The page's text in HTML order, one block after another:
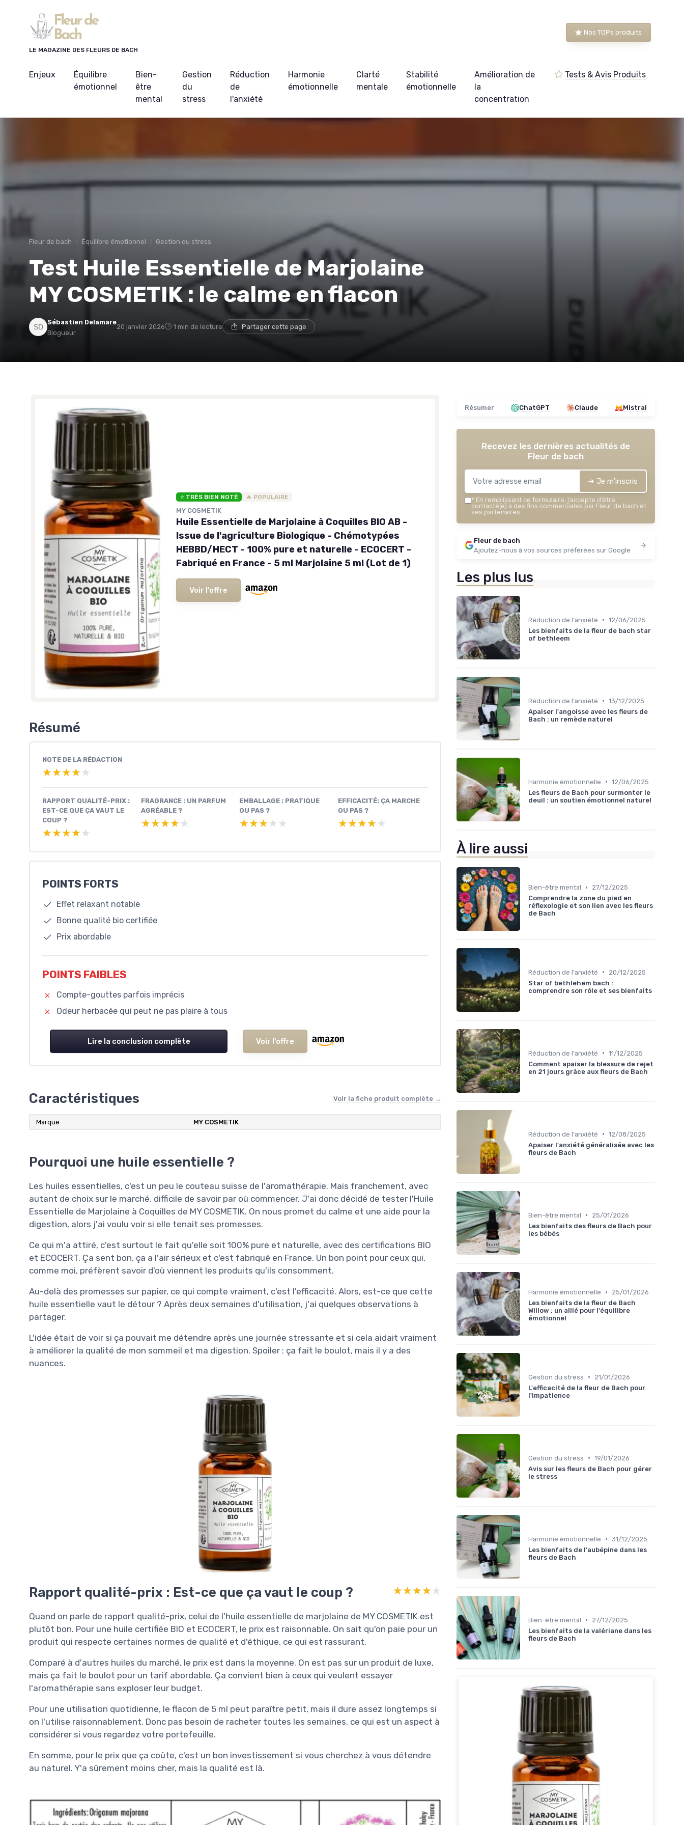
LE MAGAZINE DES FLEURS DE BACH
Nos TOPs produits
Enjeux
Équilibre
émotionnel
Bien-
être
mental
Gestion
du
stress
Réduction
de
l'anxiété
Harmonie
émotionnelle
Clarté
mentale
Stabilité
émotionnelle
Amélioration de
la
concentration
Tests & Avis Produits
Fleur de bach Équilibre émotionnel Gestion du stress
Test Huile Essentielle de Marjolaine
MY COSMETIK : le calme en flacon
Sébastien Delamare
Blogueur
20 janvier 2026 1 min de lecture Partager cette page
⭐ TRÈS BIEN NOTÉ 🔥 POPULAIRE
MY COSMETIK
Huile Essentielle de Marjolaine à Coquilles BIO AB -
Issue de l'agriculture Biologique - Chémotypées
HEBBD/HECT - 100% pure et naturelle - ECOCERT -
Fabriqué en France - 5 ml Marjolaine 5 ml (Lot de 1)
Voir l'offre
Résumé
NOTE DE LA RÉDACTION
★★★★★
★★★★★
RAPPORT QUALITÉ-PRIX :
EST-CE QUE ÇA VAUT LE
COUP ?
★★★★★
★★★★★
FRAGRANCE : UN PARFUM
AGRÉABLE ?
★★★★★
★★★★★
EMBALLAGE : PRATIQUE
OU PAS ?
★★★★★
★★★★★
EFFICACITÉ: ÇA MARCHE
OU PAS ?
★★★★★
★★★★★
POINTS FORTS
Effet relaxant notable
Bonne qualité bio certifiée
Prix abordable
POINTS FAIBLES
Compte-gouttes parfois imprécis
Odeur herbacée qui peut ne pas plaire à tous
Lire la conclusion complète Voir l'offre
Caractéristiques Voir la fiche produit complète →
Marque ‎MY COSMETIK
Pourquoi une huile essentielle ?
Les huiles essentielles, c'est un peu le couteau suisse de l'aromathérapie. Mais franchement, avec
autant de choix sur le marché, difficile de savoir par où commencer. J'ai donc décidé de tester l'Huile
Essentielle de Marjolaine à Coquilles de MY COSMETIK. On nous promet du calme et une aide pour la
digestion, alors j'ai voulu voir si elle tenait ses promesses.
Ce qui m'a attiré, c'est surtout le fait qu'elle soit 100% pure et naturelle, avec des certifications BIO
et ECOCERT. Ça sent bon, ça a l'air sérieux et c'est fabriqué en France. Un bon point pour ceux qui,
comme moi, préfèrent savoir d'où viennent les produits qu'ils consomment.
Au-delà des promesses sur papier, ce qui compte vraiment, c'est l'efficacité. Alors, est-ce que cette
huile essentielle vaut le détour ? Après deux semaines d'utilisation, j'ai quelques observations à
partager.
L'idée était de voir si ça pouvait me détendre après une journée stressante et si cela aidait vraiment
à améliorer la qualité de mon sommeil et ma digestion. Spoiler : ça fait le boulot, mais il y a des
nuances.
Rapport qualité-prix : Est-ce que ça vaut le coup ? ★★★★★
★★★★★
Quand on parle de rapport qualité-prix, celui de l'huile essentielle de marjolaine de MY COSMETIK est
plutôt bon. Pour une huile certifiée BIO et ECOCERT, le prix est raisonnable. On sait qu'on paie pour un
produit qui respecte certaines normes de qualité et d'éthique, ce qui est rassurant.
Comparé à d'autres huiles du marché, le prix est dans la moyenne. On est pas sur un produit de luxe,
mais ça fait le boulot pour un tarif abordable. Ça convient bien à ceux qui veulent essayer
l'aromathérapie sans exploser leur budget.
Pour une utilisation quotidienne, le flacon de 5 ml peut paraître petit, mais il dure assez longtemps si
on l'utilise raisonnablement. Donc pas besoin de racheter toutes les semaines, ce qui est un aspect à
considérer si vous regardez votre portefeuille.
En somme, pour le prix que ça coûte, c'est un bon investissement si vous cherchez à vous détendre
au naturel. Y'a sûrement moins cher, mais la qualité est là.
Résumer ChatGPT Claude Mistral
Recevez les dernières actualités de
Fleur de bach
➔ Je m'inscris
* En remplissant ce formulaire, j’accepte d’être
contacté(e) à des fins commerciales par Fleur de bach et
ses partenaires.
Fleur de bach
Ajoutez-nous à vos sources préférées sur Google
Les plus lus
Réduction de l'anxiété • 12/06/2025
Les bienfaits de la fleur de bach star
of bethleem
Réduction de l'anxiété • 13/12/2025
Apaiser l'angoisse avec les fleurs de
Bach : un remède naturel
Harmonie émotionnelle • 12/06/2025
Les fleurs de Bach pour surmonter le
deuil : un soutien émotionnel naturel
À lire aussi
Bien-être mental •
27/12/2025
Comprendre la zone du pied en
réflexologie et son lien avec les fleurs
de Bach
Réduction de l'anxiété •
20/12/2025
Star of bethlehem bach :
comprendre son rôle et ses bienfaits
Réduction de l'anxiété • 11/12/2025
Comment apaiser la blessure de rejet
en 21 jours grâce aux fleurs de Bach
Réduction de l'anxiété • 12/08/2025
Apaiser l'anxiété généralisée avec les
fleurs de Bach
Bien-être mental •
25/01/2026
Les bienfaits des fleurs de Bach pour
les bébés
Harmonie émotionnelle •
25/01/2026
Les bienfaits de la fleur de Bach
Willow : un allié pour l'équilibre
émotionnel
Gestion du stress •
21/01/2026
L'efficacité de la fleur de Bach pour
l'impatience
Gestion du stress • 19/01/2026
Avis sur les fleurs de Bach pour gérer
le stress
Harmonie émotionnelle • 31/12/2025
Les bienfaits de l'aubépine dans les
fleurs de Bach
Bien-être mental •
27/12/2025
Les bienfaits de la valériane dans les
fleurs de Bach